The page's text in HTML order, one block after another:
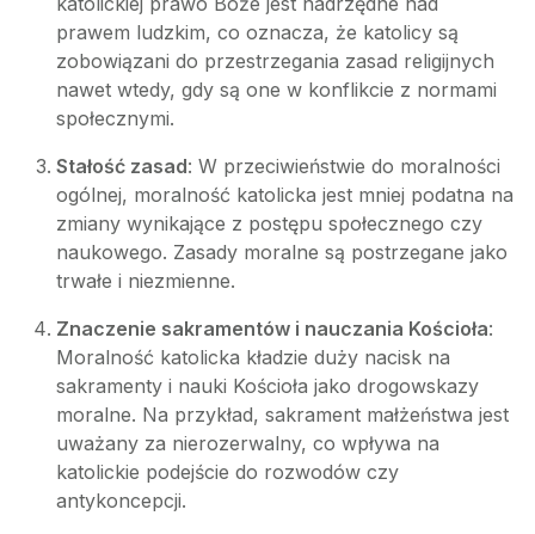
prawem ludzkim, co oznacza, że katolicy są
zobowiązani do przestrzegania zasad religijnych
nawet wtedy, gdy są one w konflikcie z normami
społecznymi.
Stałość zasad: W przeciwieństwie do moralności
ogólnej, moralność katolicka jest mniej podatna na
zmiany wynikające z postępu społecznego czy
naukowego. Zasady moralne są postrzegane jako
trwałe i niezmienne.
Znaczenie sakramentów i nauczania Kościoła:
Moralność katolicka kładzie duży nacisk na
sakramenty i nauki Kościoła jako drogowskazy
moralne. Na przykład, sakrament małżeństwa jest
uważany za nierozerwalny, co wpływa na
katolickie podejście do rozwodów czy
antykoncepcji.